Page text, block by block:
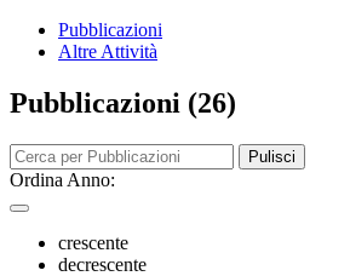
Pubblicazioni
Altre Attività
Pubblicazioni (26)
Pulisci
Ordina Anno:
crescente
decrescente